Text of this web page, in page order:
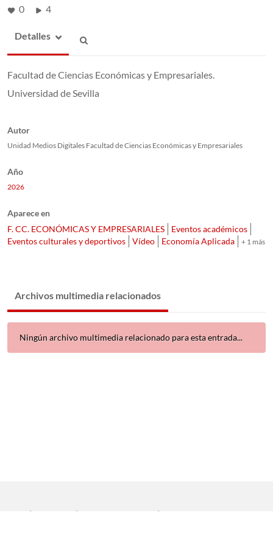
0 4
Detalles
Facultad de Ciencias Económicas y Empresariales.
Universidad de Sevilla
Autor
Unidad Medios Digitales Facultad de Ciencias Económicas y Empresariales
Año
2026
Aparece en
F. CC. ECONÓMICAS Y EMPRESARIALES
Eventos académicos
Eventos culturales y deportivos
Vídeo Economía Aplicada + 1 más
Archivos multimedia relacionados
Ningún archivo multimedia relacionado para esta entrada...
| | |